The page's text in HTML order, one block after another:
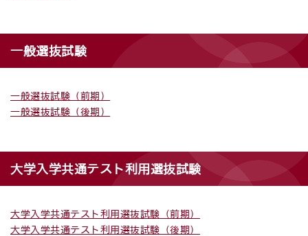
一般選抜試験
一般選抜試験（前期）
一般選抜試験（後期）
大学入学共通テスト利用選抜試験
大学入学共通テスト利用選抜試験（前期）
大学入学共通テスト利用選抜試験（後期）